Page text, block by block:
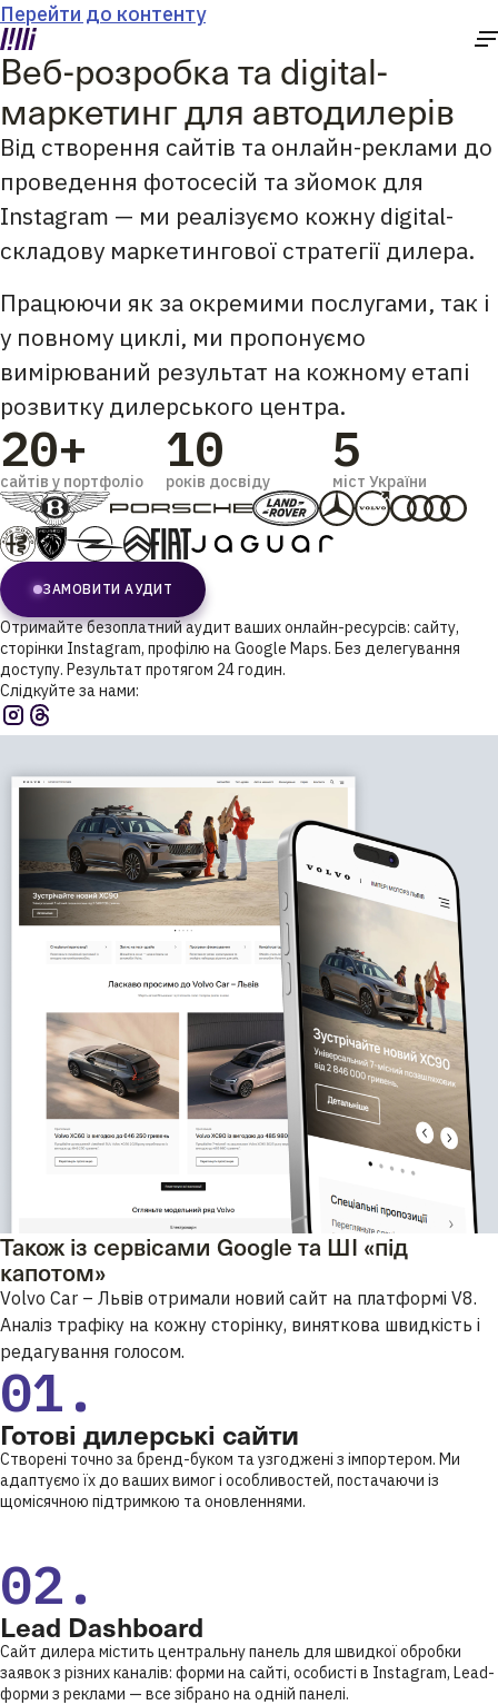
Перейти до контенту
Веб-розробка та digital-
маркетинг для автодилерів
Від створення сайтів та онлайн-реклами до
проведення фотосесій та зйомок для
Instagram — ми реалізуємо кожну digital-
складову маркетингової стратегії дилера.
Працюючи як за окремими послугами, так і
у повному циклі, ми пропонуємо
вимірюваний результат на кожному етапі
розвитку дилерського центра.
20+
сайтів у портфоліо
10
років досвіду
5
міст України
ЗАМОВИТИ АУДИТ
Отримайте безоплатний аудит ваших онлайн-ресурсів: сайту,
сторінки Instagram, профілю на Google Maps. Без делегування
доступу. Результат протягом 24 годин.
Слідкуйте за нами:
Також із сервісами Google та ШІ «під
капотом»
Volvo Car – Львів отримали новий сайт на платформі V8.
Аналіз трафіку на кожну сторінку, виняткова швидкість і
редагування голосом.
01.
Готові дилерські сайти
Створені точно за бренд-буком та узгоджені з імпортером. Ми
адаптуємо їх до ваших вимог і особливостей, постачаючи із
щомісячною підтримкою та оновленнями.
02.
Lead Dashboard
Сайт дилера містить центральну панель для швидкої обробки
заявок з різних каналів: форми на сайті, особисті в Instagram, Lead-
форми з реклами — все зібрано на одній панелі.